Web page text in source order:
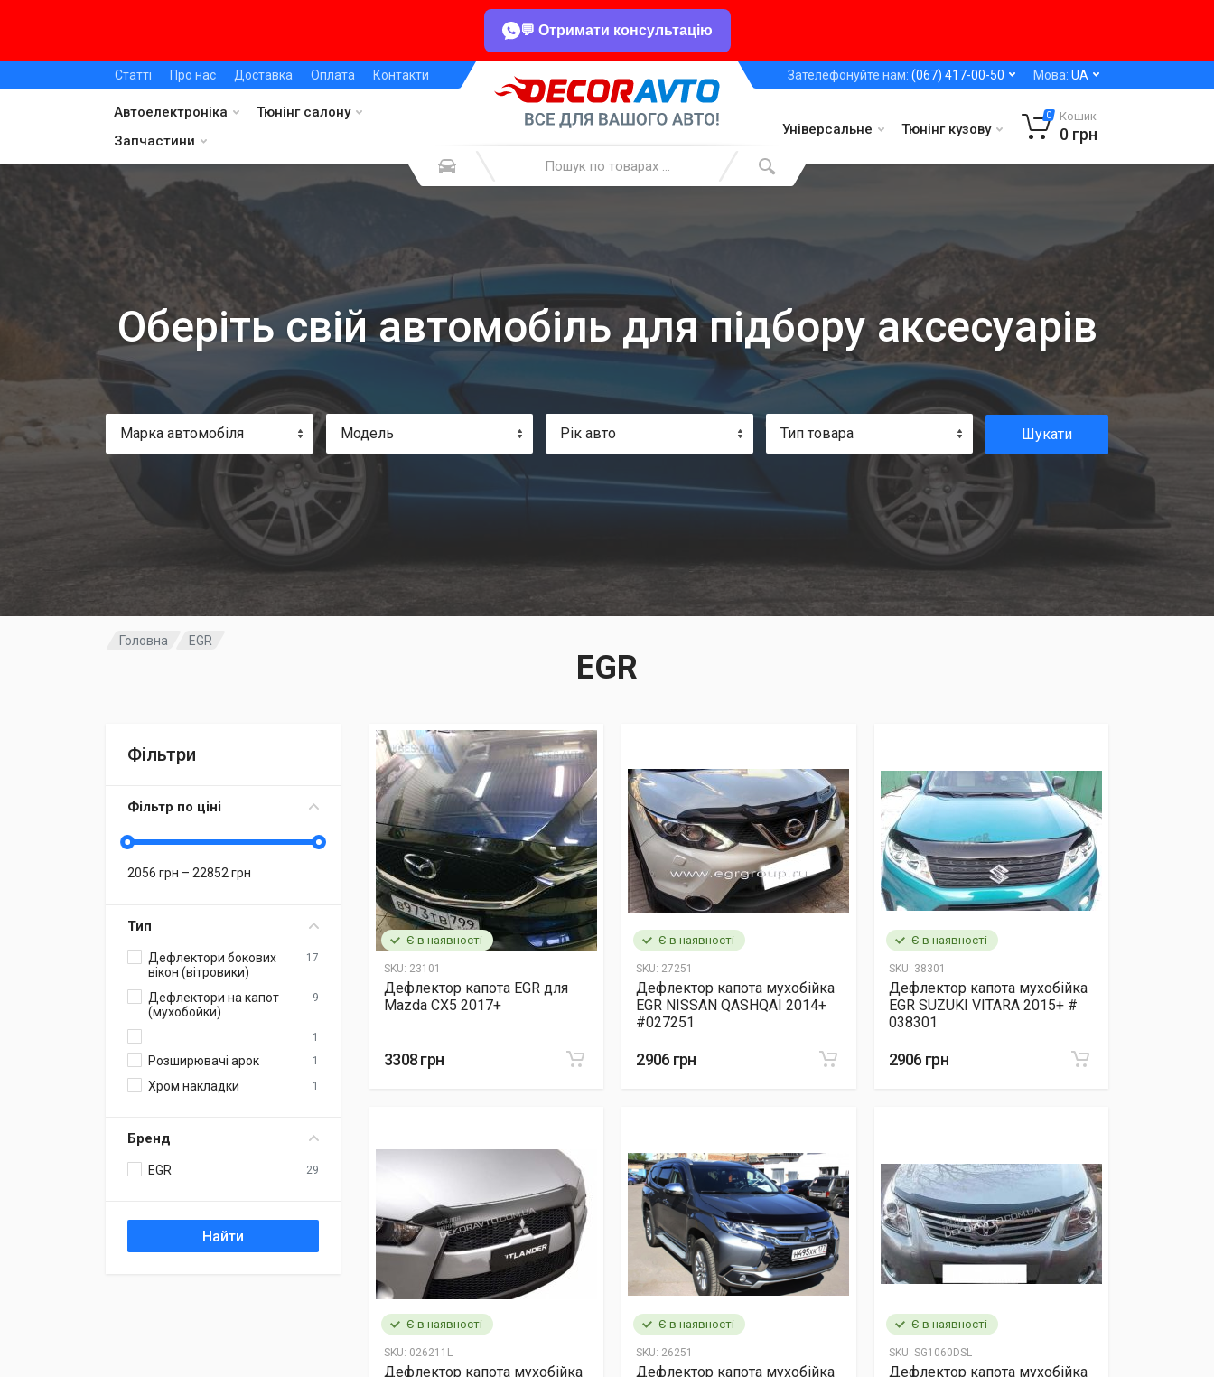
💬 Отримати консультацію
Статті Про нас Доставка Оплата Контакти Зателефонуйте нам: (067) 417-00-50 Мова: UA
Автоелектроніка
Тюнінг салону
Запчастини
Універсальне Тюнінг кузову
0 Кошик
0 грн
Оберіть свій автомобіль для підбору аксесуарів
Марка автомобіля Модель Рік авто Тип товара Шукати
Головна EGR
EGR
Фільтри
Фільтр по ціні
2056 грн – 22852 грн
Тип
Дефлектори бокових
вікон (вітровики)
17
Дефлектори на капот
(мухобойки)
9
1
Розширювачі арок 1
Хром накладки 1
Бренд
EGR 29
Найти
Є в наявності
SKU: 23101
Дефлектор капота EGR для
Mazda CX5 2017+
3308 грн
Є в наявності
SKU: 27251
Дефлектор капота мухобійка
EGR NISSAN QASHQAI 2014+
#027251
2906 грн
Є в наявності
SKU: 38301
Дефлектор капота мухобійка
EGR SUZUKI VITARA 2015+ #
038301
2906 грн
Є в наявності
SKU: 026211L
Дефлектор капота мухобійка
Є в наявності
SKU: 26251
Дефлектор капота мухобійка
Є в наявності
SKU: SG1060DSL
Дефлектор капота мухобійка